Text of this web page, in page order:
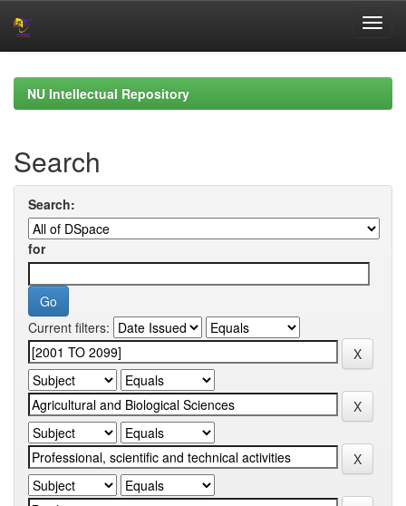
navigationNU Intellectual Repository
Search
Search:
for
Current filters: